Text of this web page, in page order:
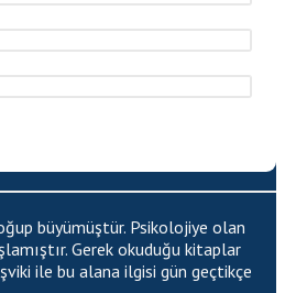
büyümüştür. Psikolojiye olan
Gerek okuduğu kitaplar
ile bu alana ilgisi gün geçtikçe